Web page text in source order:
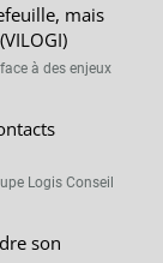
mais
à des enjeux
Logis Conseil
son